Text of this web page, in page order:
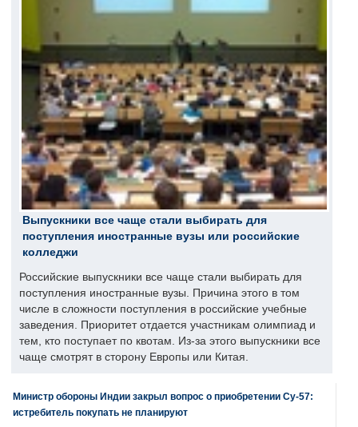
Выпускники все чаще стали выбирать для
поступления иностранные вузы или российские
колледжи
Российские выпускники все чаще стали выбирать для
поступления иностранные вузы. Причина этого в том
числе в сложности поступления в российские учебные
заведения. Приоритет отдается участникам олимпиад и
тем, кто поступает по квотам. Из-за этого выпускники все
чаще смотрят в сторону Европы или Китая.
Министр обороны Индии закрыл вопрос о приобретении Су-57:
истребитель покупать не планируют